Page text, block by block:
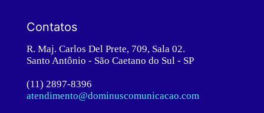
Contatos
R. Maj. Carlos Del Prete, 709, Sala 02.
Santo Antônio - São Caetano do Sul - SP
(11) 2897-8396
atendimento@dominuscomunicacao.com